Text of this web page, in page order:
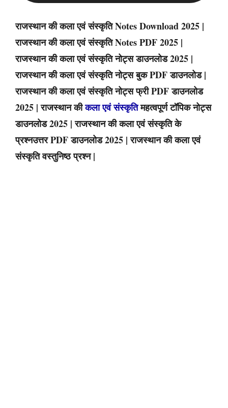
राजस्थान की कला एवं संस्कृति Notes Download 2025 |
राजस्थान की कला एवं संस्कृति Notes PDF 2025 |
राजस्थान की कला एवं संस्कृति नोट्स डाउनलोड 2025 |
राजस्थान की कला एवं संस्कृति नोट्स बुक PDF डाउनलोड |
राजस्थान की कला एवं संस्कृति नोट्स फ्री PDF डाउनलोड
2025 | राजस्थान कीकला एवं संस्कृतिमहत्वपूर्ण टॉपिक नोट्स
डाउनलोड 2025 | राजस्थान की कला एवं संस्कृति के
प्रश्नउत्तर PDF डाउनलोड 2025 | राजस्थान की कला एवं
संस्कृति वस्तुनिष्ठ प्रश्न |